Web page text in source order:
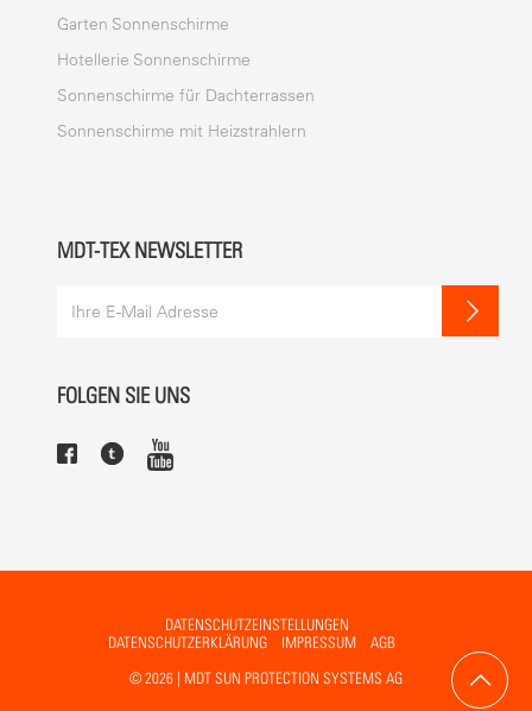
Garten Sonnenschirme
Hotellerie Sonnenschirme
Sonnenschirme für Dachterrassen
Sonnenschirme mit Heizstrahlern
MDT-TEX NEWSLETTER
FOLGEN SIE UNS
DATENSCHUTZEINSTELLUNGEN
DATENSCHUTZERKLÄRUNG
IMPRESSUM
AGB
© 2026 | MDT SUN PROTECTION SYSTEMS AG